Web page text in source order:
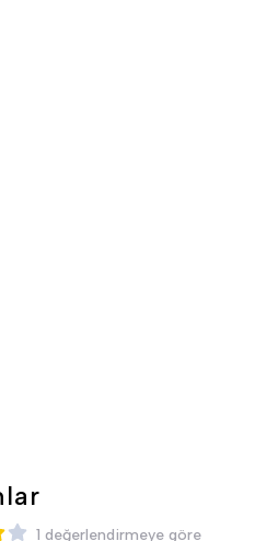
1 değerlendirmeye göre